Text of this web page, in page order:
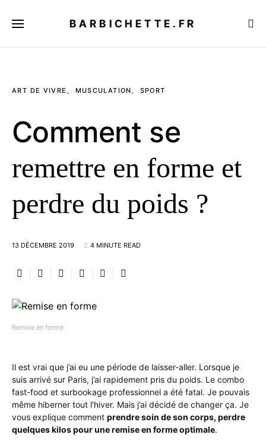
BARBICHETTE.FR
Remise en forme
ART DE VIVRE MUSCULATION SPORT
Comment se
remettre en forme et
perdre du poids ?
13 DÉCEMBRE 2019 4 MINUTE READ
Il est vrai que j’ai eu une période de laisser-aller. Lorsque je
suis arrivé sur Paris, j’ai rapidement pris du poids. Le combo
fast-food et surbookage professionnel a été fatal. Je pouvais
même hiberner tout l’hiver. Mais j’ai décidé de changer ça. Je
vous explique comment prendre soin de son corps, perdre
quelques kilos pour une remise en forme optimale.